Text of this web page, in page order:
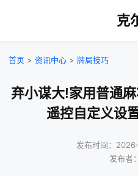
克
首页 > 资讯中心 > 牌局技巧
弃小谋大!家用普通
遥控自定义设
发布时间：
发布者